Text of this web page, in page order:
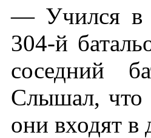
— Учился в
304-й
соседний
Слышал, что
они входят